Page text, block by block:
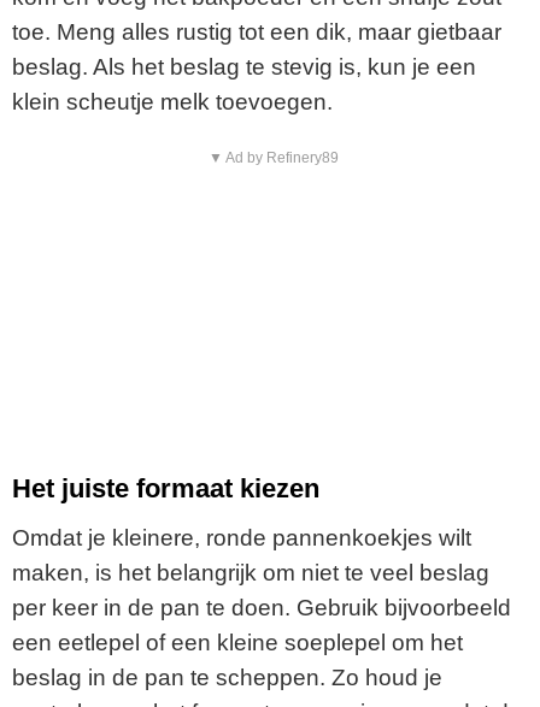
toe. Meng alles rustig tot een dik, maar gietbaar
beslag. Als het beslag te stevig is, kun je een
klein scheutje melk toevoegen.
▼ Ad by Refinery89
Het juiste formaat kiezen
Omdat je kleinere, ronde pannenkoekjes wilt
maken, is het belangrijk om niet te veel beslag
per keer in de pan te doen. Gebruik bijvoorbeeld
een eetlepel of een kleine soeplepel om het
beslag in de pan te scheppen. Zo houd je